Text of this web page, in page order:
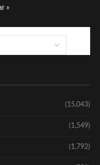
»
(15,043)
(1,549)
(1,792)